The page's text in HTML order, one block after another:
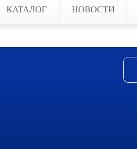
КАТАЛОГ НОВОСТИ